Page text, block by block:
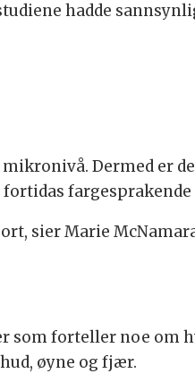
hadde
Dermed er
sier Marie
som forteller noe om
øyne og fjær.